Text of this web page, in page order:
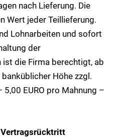
nach Lieferung. Die
Wert jeder Teillieferung.
Lohnarbeiten und sofort
der
ist die Firma berechtigt, ab
Höhe zzgl.
EURO pro Mahnung –